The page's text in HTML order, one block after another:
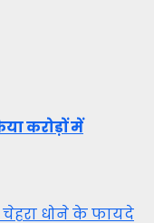
करोड़ों में
चेहरा धोने के फायदे